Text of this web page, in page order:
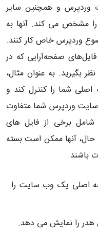
و همچنین سایر
مشخص می کند. آنها به
وردپرس خاص کار کنند.
صفحه‌آرایی که در
بگیرید. به عنوان مثال،
شما را کنترل کند و
وردپرس شما متفاوت
برخی از فایل های
حال، آنها ممکن است بسته
باشند.
اصلی یک وب سایت را
را نمایش می دهد.